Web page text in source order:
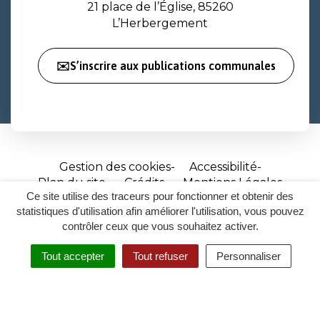
Ce site utilise des traceurs pour fonctionner et obtenir des
statistiques d'utilisation afin améliorer l'utilisation, vous pouvez
contrôler ceux que vous souhaitez activer.
Tout accepter Tout refuser Personnaliser
RECHERCHER
ACCESSIBILITÉ
21 place de l’Église, 85260
L’Herbergement
✉️S’inscrire aux publications communales
Gestion des cookies
Accessibilité
Plan du site
Crédits
Mentions Légales
Site
réalisé
par
Inovagora